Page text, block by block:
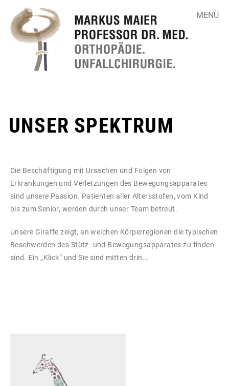
MENÜ
UNSER SPEKTRUM
Die Beschäftigung mit Ursachen und Folgen von
Erkrankungen und Verletzungen des Bewegungsapparates
sind unsere Passion. Patienten aller Altersstufen, vom Kind
bis zum Senior, werden durch unser Team betreut.
Unsere Giraffe zeigt, an welchen Körperregionen die typischen
Beschwerden des Stütz- und Bewegungsapparates zu finden
sind. Ein „Klick“ und Sie sind mitten drin….